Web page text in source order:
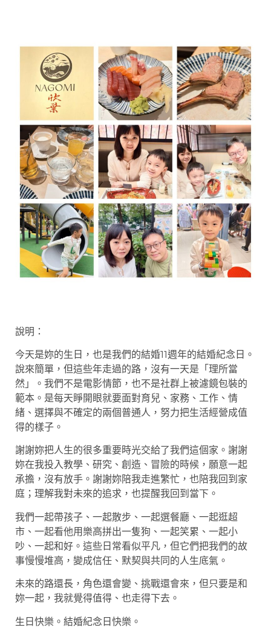
說明：
今天是妳的生日，也是我們的結婚11週年的結婚紀念日。
說來簡單，但這些年走過的路，沒有一天是「理所當
然」。我們不是電影情節，也不是社群上被濾鏡包裝的
範本。是每天睜開眼就要面對育兒、家務、工作、情
緒、選擇與不確定的兩個普通人，努力把生活經營成值
得的樣子。
謝謝妳把人生的很多重要時光交給了我們這個家。謝謝
妳在我投入教學、研究、創造、冒險的時候，願意一起
承擔，沒有放手。謝謝妳陪我走進繁忙，也陪我回到家
庭；理解我對未來的追求，也提醒我回到當下。
我們一起帶孩子、一起散步、一起選餐廳、一起逛超
市、一起看他用樂高拼出一隻狗、一起笑累、一起小
吵、一起和好。這些日常看似平凡，但它們把我們的故
事慢慢堆高，變成信任、默契與共同的人生底氣。
未來的路還長，角色還會變、挑戰還會來，但只要是和
妳一起，我就覺得值得、也走得下去。
生日快樂。結婚紀念日快樂。